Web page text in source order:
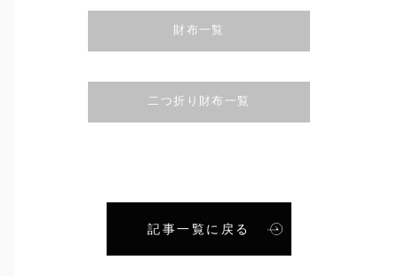
財布一覧
二つ折り財布一覧
記事一覧に戻る